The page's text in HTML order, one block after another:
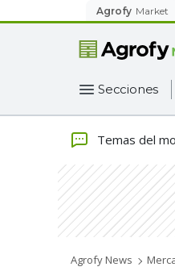
Agrofy Market
Secciones
Temas del
Agrofy News